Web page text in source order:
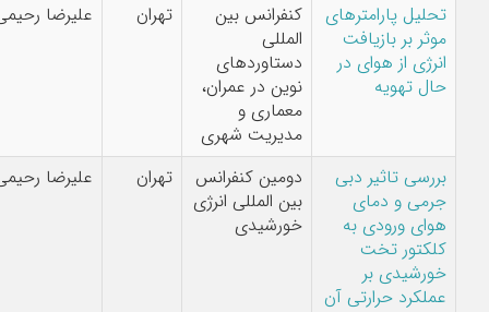
تحلیل پارامترهای
موثر بر بازیافت
انرژی از هوای در
حال تهویه
کنفرانس بین
المللی
دستاوردهای
نوین در عمران،
معماری و
مدیریت شهری
تهران علیرضا رحیمی
بررسی تاثیر دبی
جرمی و دمای
هوای ورودی به
کلکتور تخت
خورشیدی بر
عملکرد حرارتی آن
دومین کنفرانس
بین المللی انرژی
خورشیدی
تهران علیرضا رحیمی